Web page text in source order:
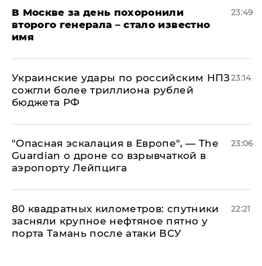
В Москве за день похоронили
второго генерала – стало известно
имя
23:49
Украинские удары по российским НПЗ
сожгли более триллиона рублей
бюджета РФ
23:14
"Опасная эскалация в Европе", — The
Guardian о дроне со взрывчаткой в
аэропорту Лейпцига
23:06
80 квадратных километров: спутники
засняли крупное нефтяное пятно у
порта Тамань после атаки ВСУ
22:21